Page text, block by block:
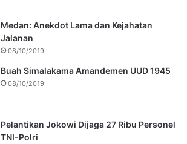
Medan: Anekdot Lama dan Kejahatan
Jalanan
08/10/2019
Buah Simalakama Amandemen UUD 1945
08/10/2019
Pelantikan Jokowi Dijaga 27 Ribu Personel
TNI-Polri